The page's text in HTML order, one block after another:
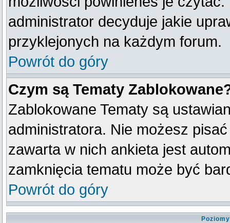
administrator decyduje jakie
przyklejonych na każdym forum.
Powrót do góry
Czym są Tematy
Zablokowane Tematy są
administratora. Nie możesz
zawarta w nich ankieta jest
zamknięcia tematu może być
Powrót do góry